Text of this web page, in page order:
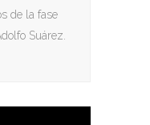
de la fase
Suárez.